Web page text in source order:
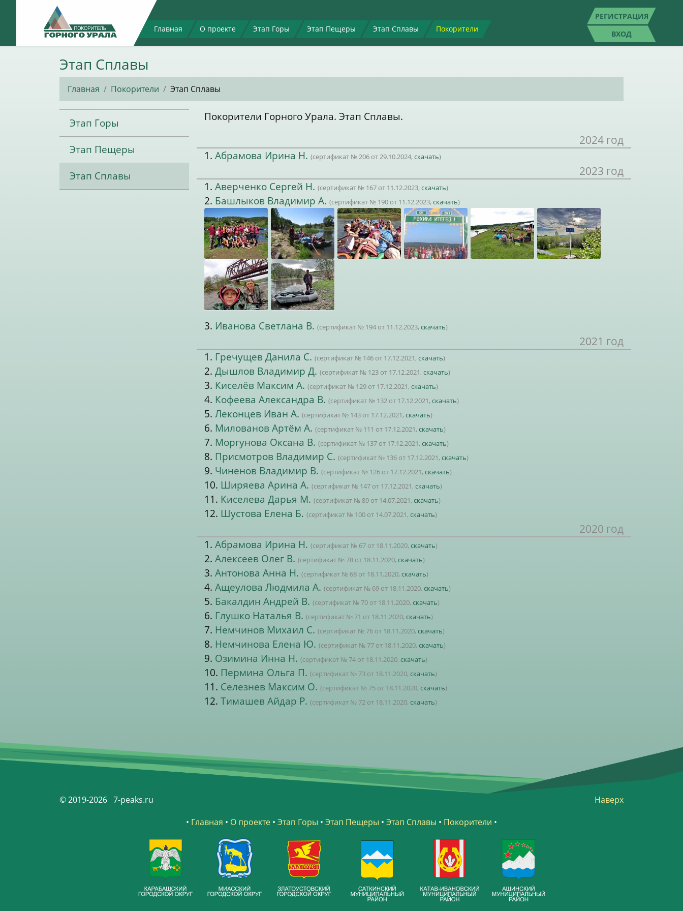
РЕГИСТРАЦИЯ
ВХОД
Главная О проекте Этап Горы Этап Пещеры Этап Сплавы Покорители
Этап Сплавы
Главная Покорители Этап Сплавы
Этап Горы
Этап Пещеры
Этап Сплавы
Покорители Горного Урала. Этап Сплавы.
2024 год
1. Абрамова Ирина Н. (сертификат № 206 от 29.10.2024, скачать)
2023 год
1. Аверченко Сергей Н. (сертификат № 167 от 11.12.2023, скачать)
2. Башлыков Владимир А. (сертификат № 190 от 11.12.2023, скачать)
3. Иванова Светлана В. (сертификат № 194 от 11.12.2023, скачать)
2021 год
1. Гречущев Данила С. (сертификат № 146 от 17.12.2021, скачать)
2. Дышлов Владимир Д. (сертификат № 123 от 17.12.2021, скачать)
3. Киселёв Максим А. (сертификат № 129 от 17.12.2021, скачать)
4. Кофеева Александра В. (сертификат № 132 от 17.12.2021, скачать)
5. Леконцев Иван А. (сертификат № 143 от 17.12.2021, скачать)
6. Милованов Артём А. (сертификат № 111 от 17.12.2021, скачать)
7. Моргунова Оксана В. (сертификат № 137 от 17.12.2021, скачать)
8. Присмотров Владимир С. (сертификат № 136 от 17.12.2021, скачать)
9. Чиненов Владимир В. (сертификат № 126 от 17.12.2021, скачать)
10. Ширяева Арина А. (сертификат № 147 от 17.12.2021, скачать)
11. Киселева Дарья М. (сертификат № 89 от 14.07.2021, скачать)
12. Шустова Елена Б. (сертификат № 100 от 14.07.2021, скачать)
2020 год
1. Абрамова Ирина Н. (сертификат № 67 от 18.11.2020, скачать)
2. Алексеев Олег В. (сертификат № 78 от 18.11.2020, скачать)
3. Антонова Анна Н. (сертификат № 68 от 18.11.2020, скачать)
4. Ащеулова Людмила А. (сертификат № 69 от 18.11.2020, скачать)
5. Бакалдин Андрей В. (сертификат № 70 от 18.11.2020, скачать)
6. Глушко Наталья В. (сертификат № 71 от 18.11.2020, скачать)
7. Немчинов Михаил С. (сертификат № 76 от 18.11.2020, скачать)
8. Немчинова Елена Ю. (сертификат № 77 от 18.11.2020, скачать)
9. Озимина Инна Н. (сертификат № 74 от 18.11.2020, скачать)
10. Пермина Ольга П. (сертификат № 73 от 18.11.2020, скачать)
11. Селезнев Максим О. (сертификат № 75 от 18.11.2020, скачать)
12. Тимашев Айдар Р. (сертификат № 72 от 18.11.2020, скачать)
© 2019-2026 7-peaks.ru
Наверх
• Главная • О проекте • Этап Горы • Этап Пещеры • Этап Сплавы • Покорители •